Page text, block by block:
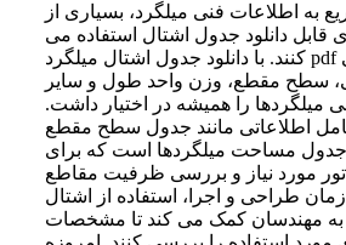
به اطلاعات فنی میلگرد، بسیاری از
قابل دانلود جدول اشتال استفاده می
کنند. با دانلود جدول اشتال میلگرد pdf می توان مشخصاتی
سطح مقطع، وزن واحد طول و سایر
میلگردها را همیشه در اختیار داشت.
اطلاعاتی مانند جدول سطح مقطع
جدول مساحت میلگردها است که برای
مورد نیاز و بررسی ظرفیت مقاطع
زمان طراحی و اجرا، استفاده از اشتال
به مهندسان کمک می کند تا مشخصات